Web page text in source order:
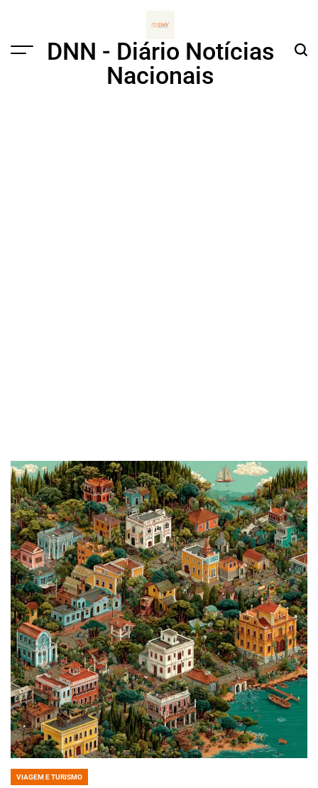
Menu
DNN - Diário Notícias
Nacionais
POSTED
VIAGEM E TURISMO